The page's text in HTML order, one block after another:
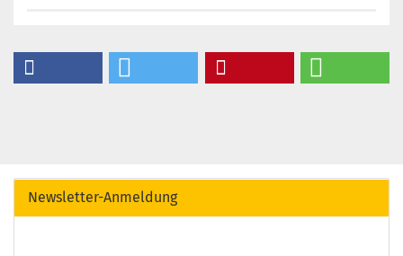
Newsletter-Anmeldung